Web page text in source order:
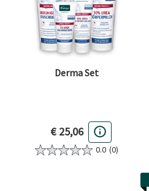
Derma Set
€ 25,06
0.0 (0)